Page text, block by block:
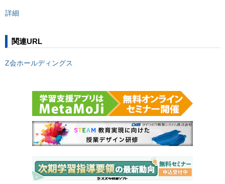
詳細
関連URL
Z会ホールディングス